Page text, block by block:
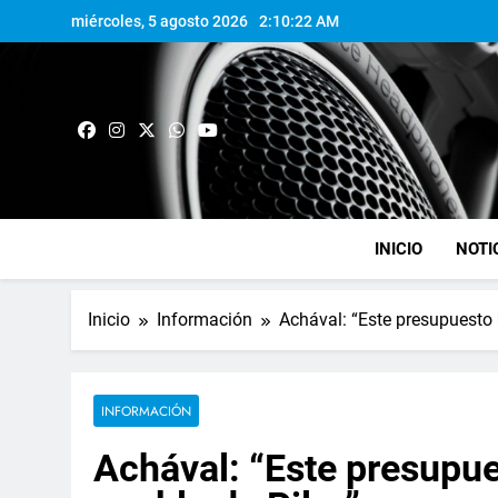
miércoles, 5 agosto 2026 2:10:23 AM
INICIO
Inicio Información Achával: “Este
INFORMACIÓN
Achával: “Este